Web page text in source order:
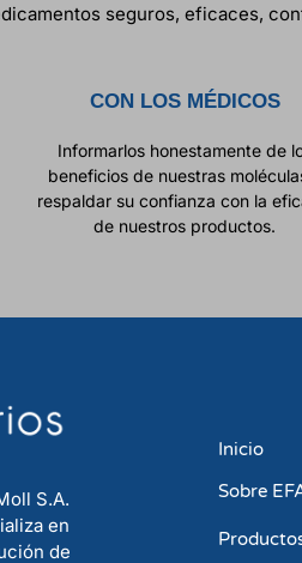
seguros, eficaces,
CON LOS MÉDICOS
Informarlos honestamente de
beneficios de nuestras
respaldar su confianza con la
de nuestros productos.
S.A.
en
de
Inicio
Sobre